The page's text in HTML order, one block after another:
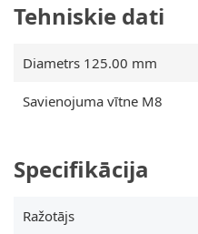
Tehniskie dati
Diametrs 125.00 mm
Savienojuma vītne M8
Specifikācija
Ražotājs